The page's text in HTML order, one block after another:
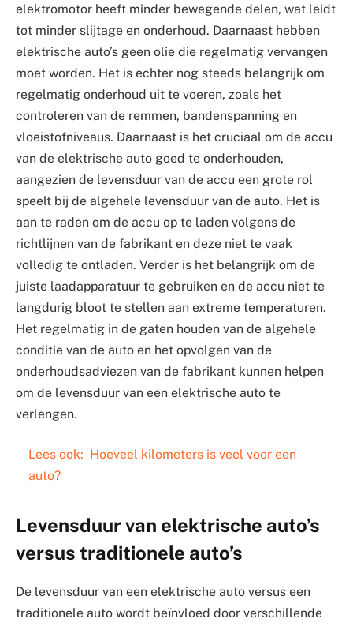
elektromotor heeft minder bewegende delen, wat leidt
tot minder slijtage en onderhoud. Daarnaast hebben
elektrische auto’s geen olie die regelmatig vervangen
moet worden. Het is echter nog steeds belangrijk om
regelmatig onderhoud uit te voeren, zoals het
controleren van de remmen, bandenspanning en
vloeistofniveaus. Daarnaast is het cruciaal om de accu
van de elektrische auto goed te onderhouden,
aangezien de levensduur van de accu een grote rol
speelt bij de algehele levensduur van de auto. Het is
aan te raden om de accu op te laden volgens de
richtlijnen van de fabrikant en deze niet te vaak
volledig te ontladen. Verder is het belangrijk om de
juiste laadapparatuur te gebruiken en de accu niet te
langdurig bloot te stellen aan extreme temperaturen.
Het regelmatig in de gaten houden van de algehele
conditie van de auto en het opvolgen van de
onderhoudsadviezen van de fabrikant kunnen helpen
om de levensduur van een elektrische auto te
verlengen.
Lees ook: Hoeveel kilometers is veel voor een
auto?
Levensduur van elektrische auto’s
versus traditionele auto’s
De levensduur van een elektrische auto versus een
traditionele auto wordt beïnvloed door verschillende